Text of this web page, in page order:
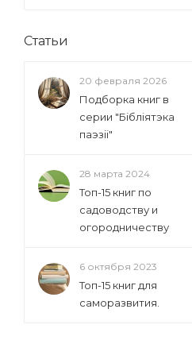
Автор
Саймон Тадхоуп
Статьи
20 февраля 2026
Подборка книг в
серии "Бібліятэка
паэзіі"
28 марта 2024
Топ-15 книг по
садоводству и
огородничеству
6 октября 2023
Топ-15 книг для
саморазвития.